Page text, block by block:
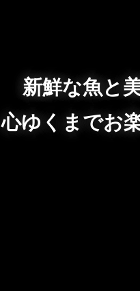
新鮮な魚と
心ゆくまでお